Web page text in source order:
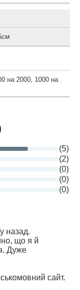
на 2000 1000 на
(5)
(2)
(0)
(0)
(0)
назад.
що я й
Дуже
сайт.